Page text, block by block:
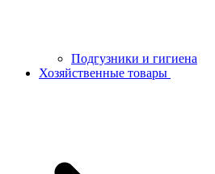
Подгузники и гигиена
Хозяйственные товары